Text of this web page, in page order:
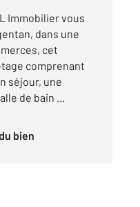
Immobilier vous
dans une
cet
comprenant
séjour, une
de bain ...
bien